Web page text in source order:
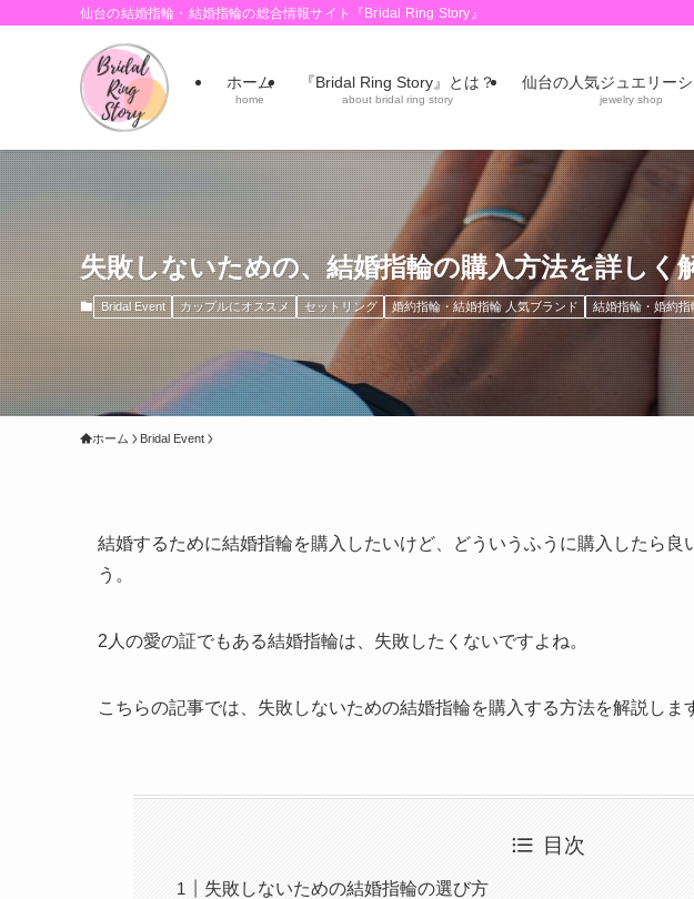
仙台の結婚指輪・結婚指輪の総合情報サイト『Bridal Ring Story』
ホーム
home
『Bridal Ring Story』とは？
about bridal ring story
仙台の人気ジュエリー
jewelry shop
失敗しないための、結婚指輪の購入方法を詳しく
Bridal Event カップルにオススメ セットリング 婚約指輪・結婚指輪 人気ブランド 結婚指輪・婚約
ホーム Bridal Event
結婚するために結婚指輪を購入したいけど、どういうふうに購入したら良
う。
2人の愛の証でもある結婚指輪は、失敗したくないですよね。
こちらの記事では、失敗しないための結婚指輪を購入する方法を解説しま
目次
失敗しないための結婚指輪の選び方